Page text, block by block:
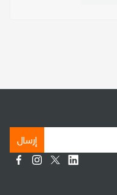
إرسال